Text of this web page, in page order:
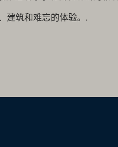
建筑和难忘的体验。.